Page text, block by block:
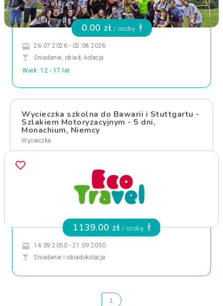
0.00 zł / osobę
26.07.2026 - 02.08.2026
Śniadanie, obiad, kolacja
Wiek: 12 - 17 lat
Wycieczka szkolna do Bawarii i Stuttgartu -
Szlakiem Motoryzacyjnym - 5 dni,
Monachium, Niemcy
Wycieczka
1139.00 zł / osobę
14.09.2050 - 21.09.2050
Śniadanie i obiadokolacja
1